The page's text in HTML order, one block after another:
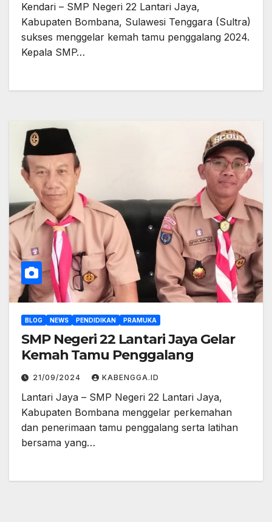
Kendari – SMP Negeri 22 Lantari Jaya,
Kabupaten Bombana, Sulawesi Tenggara (Sultra)
sukses menggelar kemah tamu penggalang 2024.
Kepala SMP…
BLOG NEWS PENDIDIKAN PRAMUKA
SMP Negeri 22 Lantari Jaya Gelar
Kemah Tamu Penggalang
21/09/2024 KABENGGA.ID
Lantari Jaya – SMP Negeri 22 Lantari Jaya,
Kabupaten Bombana menggelar perkemahan
dan penerimaan tamu penggalang serta latihan
bersama yang…